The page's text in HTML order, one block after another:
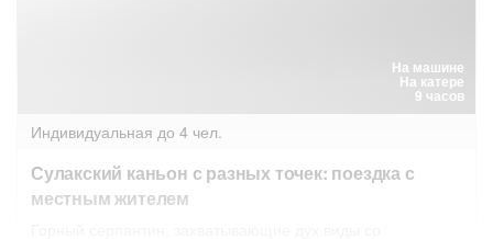
На машине
На катере
9 часов
Индивидуальная до 4 чел.
Сулакский каньон с разных точек: поездка с
местным жителем